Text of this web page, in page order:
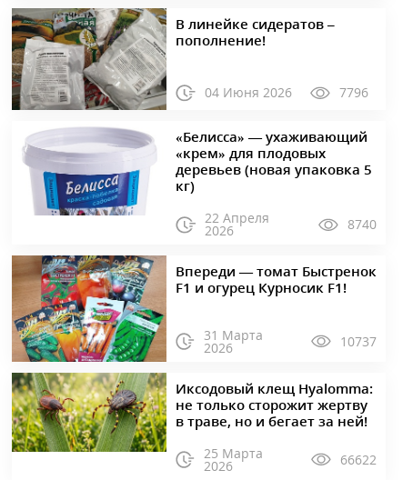
В линейке сидератов –
пополнение!
04 Июня 2026 7796
«Белисса» — ухаживающий
«крем» для плодовых
деревьев (новая упаковка 5
кг)
22 Апреля
2026 8740
Впереди — томат Быстренок
F1 и огурец Курносик F1!
31 Марта
2026 10737
Иксодовый клещ Hyalomma:
не только сторожит жертву
в траве, но и бегает за ней!
25 Марта
2026 66622